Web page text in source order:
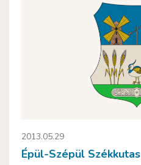
2013.05.29
Épül-Szépül Székkutas